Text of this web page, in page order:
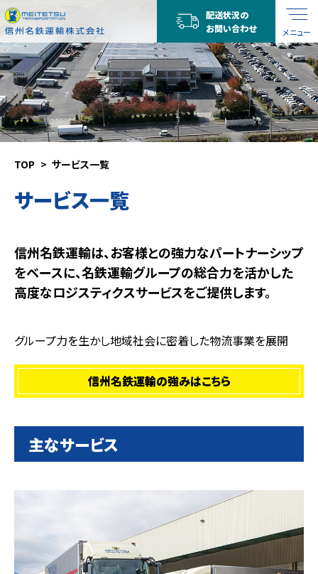
メニュー
配送状況の
お問い合わせ
TOP サービス一覧
サービス一覧
信州名鉄運輸は、お客様との強力なパートナーシップ
をベースに、名鉄運輸グループの総合力を活かした
高度なロジスティクスサービスをご提供します。
グループ力を生かし地域社会に密着した物流事業を展開
信州名鉄運輸の強みはこちら
主なサービス